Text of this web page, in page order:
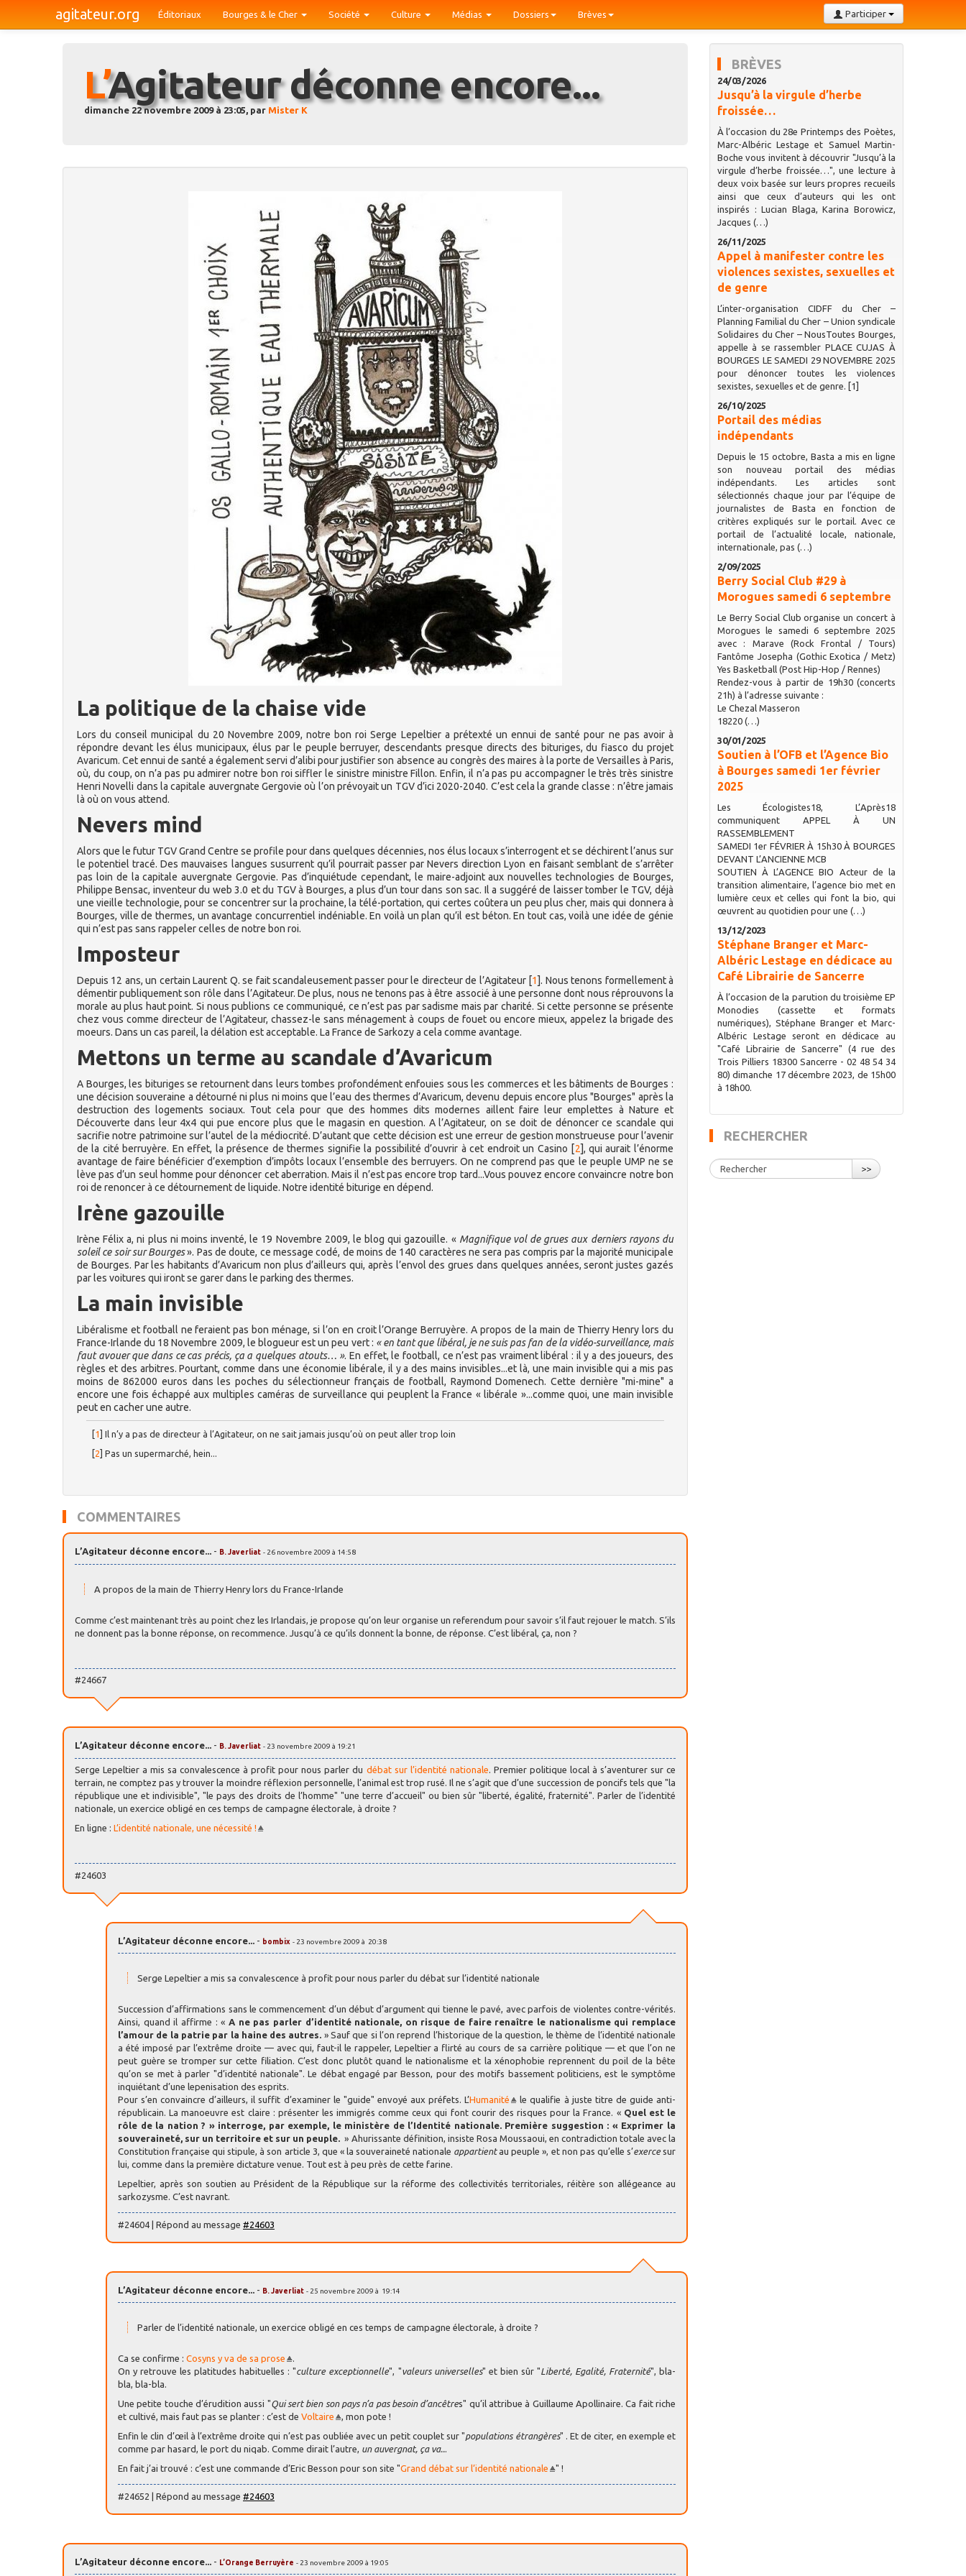
agitateur.org Participer
Éditoriaux Bourges & le Cher Société Culture Médias Dossiers Brèves
L’Agitateur déconne encore...
dimanche 22 novembre 2009 à 23:05, par Mister K
La politique de la chaise vide
Lors du conseil municipal du 20 Novembre 2009, notre bon roi Serge Lepeltier a prétexté un ennui de santé pour ne pas avoir à
répondre devant les élus municipaux, élus par le peuple berruyer, descendants presque directs des bituriges, du fiasco du projet
Avaricum. Cet ennui de santé a également servi d’alibi pour justifier son absence au congrès des maires à la porte de Versailles à Paris,
où, du coup, on n’a pas pu admirer notre bon roi siffler le sinistre ministre Fillon. Enfin, il n’a pas pu accompagner le très très sinistre
Henri Novelli dans la capitale auvergnate Gergovie où l’on prévoyait un TGV d’ici 2020-2040. C’est cela la grande classe : n’être jamais
là où on vous attend.
Nevers mind
Alors que le futur TGV Grand Centre se profile pour dans quelques décennies, nos élus locaux s’interrogent et se déchirent l’anus sur
le potentiel tracé. Des mauvaises langues susurrent qu’il pourrait passer par Nevers direction Lyon en faisant semblant de s’arrêter
pas loin de la capitale auvergnate Gergovie. Pas d’inquiétude cependant, le maire-adjoint aux nouvelles technologies de Bourges,
Philippe Bensac, inventeur du web 3.0 et du TGV à Bourges, a plus d’un tour dans son sac. Il a suggéré de laisser tomber le TGV, déjà
une vieille technologie, pour se concentrer sur la prochaine, la télé-portation, qui certes coûtera un peu plus cher, mais qui donnera à
Bourges, ville de thermes, un avantage concurrentiel indéniable. En voilà un plan qu’il est béton. En tout cas, voilà une idée de génie
qui n’est pas sans rappeler celles de notre bon roi.
Imposteur
Depuis 12 ans, un certain Laurent Q. se fait scandaleusement passer pour le directeur de l’Agitateur[1]. Nous tenons formellement à
démentir publiquement son rôle dans l’Agitateur. De plus, nous ne tenons pas à être associé à une personne dont nous réprouvons la
morale au plus haut point. Si nous publions ce communiqué, ce n’est pas par sadisme mais par charité. Si cette personne se présente
chez vous comme directeur de l’Agitateur, chassez-le sans ménagement à coups de fouet ou encore mieux, appelez la brigade des
moeurs. Dans un cas pareil, la délation est acceptable. La France de Sarkozy a cela comme avantage.
Mettons un terme au scandale d’Avaricum
A Bourges, les bituriges se retournent dans leurs tombes profondément enfouies sous les commerces et les bâtiments de Bourges :
une décision souveraine a détourné ni plus ni moins que l’eau des thermes d’Avaricum, devenu depuis encore plus "Bourges" après la
destruction des logements sociaux. Tout cela pour que des hommes dits modernes aillent faire leur emplettes à Nature et
Découverte dans leur 4x4 qui pue encore plus que le magasin en question. A l’Agitateur, on se doit de dénoncer ce scandale qui
sacrifie notre patrimoine sur l’autel de la médiocrité. D’autant que cette décision est une erreur de gestion monstrueuse pour l’avenir
de la cité berruyère. En effet, la présence de thermes signifie la possibilité d’ouvrir à cet endroit un Casino [2], qui aurait l’énorme
avantage de faire bénéficier d’exemption d’impôts locaux l’ensemble des berruyers. On ne comprend pas que le peuple UMP ne se
lève pas d’un seul homme pour dénoncer cet aberration. Mais il n’est pas encore trop tard...Vous pouvez encore convaincre notre bon
roi de renoncer à ce détournement de liquide. Notre identité biturige en dépend.
Irène gazouille
Irène Félix a, ni plus ni moins inventé, le 19 Novembre 2009, le blog qui gazouille. « Magnifique vol de grues aux derniers rayons du
soleil ce soir sur Bourges». Pas de doute, ce message codé, de moins de 140 caractères ne sera pas compris par la majorité municipale
de Bourges. Par les habitants d’Avaricum non plus d’ailleurs qui, après l’envol des grues dans quelques années, seront justes gazés
par les voitures qui iront se garer dans le parking des thermes.
La main invisible
Libéralisme et football ne feraient pas bon ménage, si l’on en croit l’Orange Berruyère. A propos de la main de Thierry Henry lors du
France-Irlande du 18 Novembre 2009, le blogueur est un peu vert : « en tant que libéral, je ne suis pas fan de la vidéo-surveillance, mais
faut avouer que dans ce cas précis, ça a quelques atouts… ». En effet, le football, ce n’est pas vraiment libéral : il y a des joueurs, des
règles et des arbitres. Pourtant, comme dans une économie libérale, il y a des mains invisibles...et là, une main invisible qui a mis pas
moins de 862000 euros dans les poches du sélectionneur français de football, Raymond Domenech. Cette dernière "mi-mine" a
encore une fois échappé aux multiples caméras de surveillance qui peuplent la France « libérale »...comme quoi, une main invisible
peut en cacher une autre.
1 ]Il n’y a pas de directeur à l’Agitateur, on ne sait jamais jusqu’où on peut aller trop loin
2 ]Pas un supermarché, hein...
COMMENTAIRES
L’Agitateur déconne encore... - B. Javerliat - 26 novembre 2009 à 14:58
A propos de la main de Thierry Henry lors du France-Irlande
Comme c’est maintenant très au point chez les Irlandais, je propose qu’on leur organise un referendum pour savoir s’il faut rejouer le match. S’ils
ne donnent pas la bonne réponse, on recommence. Jusqu’à ce qu’ils donnent la bonne, de réponse. C’est libéral, ça, non ?
#24667
L’Agitateur déconne encore... - B. Javerliat - 23 novembre 2009 à 19:21
Serge Lepeltier a mis sa convalescence à profit pour nous parler du débat sur l’identité nationale. Premier politique local à s’aventurer sur ce
terrain, ne comptez pas y trouver la moindre réflexion personnelle, l’animal est trop rusé. Il ne s’agit que d’une succession de poncifs tels que "la
république une et indivisible", "le pays des droits de l’homme" "une terre d’accueil" ou bien sûr "liberté, égalité, fraternité". Parler de l’identité
nationale, un exercice obligé en ces temps de campagne électorale, à droite ?
En ligne : L’identité nationale, une nécessité !
#24603
L’Agitateur déconne encore... - bombix - 23 novembre 2009 à 20:38
Serge Lepeltier a mis sa convalescence à profit pour nous parler du débat sur l’identité nationale
Succession d’affirmations sans le commencement d’un début d’argument qui tienne le pavé, avec parfois de violentes contre-vérités.
Ainsi, quand il affirme : « A ne pas parler d’identité nationale, on risque de faire renaître le nationalisme qui remplace
l’amour de la patrie par la haine des autres. » Sauf que si l’on reprend l’historique de la question, le thème de l’identité nationale
a été imposé par l’extrême droite — avec qui, faut-il le rappeler, Lepeltier a flirté au cours de sa carrière politique — et que l’on ne
peut guère se tromper sur cette filiation. C’est donc plutôt quand le nationalisme et la xénophobie reprennent du poil de la bête
qu’on se met à parler "d’identité nationale". Le débat engagé par Besson, pour des motifs bassement politiciens, est le symptôme
inquiétant d’une lepenisation des esprits.
Pour s’en convaincre d’ailleurs, il suffit d’examiner le "guide" envoyé aux préfets. L’Humanité
le qualifie à juste titre de guide anti-
républicain. La manoeuvre est claire : présenter les immigrés comme ceux qui font courir des risques pour la France. « Quel est le
rôle de la nation ? » interroge, par exemple, le ministère de l’Identité nationale. Première suggestion : « Exprimer la
souveraineté, sur un territoire et sur un peuple. » Ahurissante définition, insiste Rosa Moussaoui, en contradiction totale avec la
Constitution française qui stipule, à son article 3, que « la souveraineté nationale appartientau peuple », et non pas qu’elle s’exercesur
lui, comme dans la première dictature venue. Tout est à peu près de cette farine.
Lepeltier, après son soutien au Président de la République sur la réforme des collectivités territoriales, réitère son allégeance au
sarkozysme. C’est navrant.
#24604 | Répond au message #24603
L’Agitateur déconne encore... - B. Javerliat - 25 novembre 2009 à 19:14
Parler de l’identité nationale, un exercice obligé en ces temps de campagne électorale, à droite ?
Ca se confirme : Cosyns y va de sa prose
.
On y retrouve les platitudes habituelles : "culture exceptionnelle", "valeurs universelles" et bien sûr "Liberté, Egalité, Fraternité", bla-
bla, bla-bla.
Une petite touche d’érudition aussi "Qui sert bien son pays n’a pas besoin d’ancêtres" qu’il attribue à Guillaume Apollinaire. Ca fait riche
et cultivé, mais faut pas se planter : c’est de Voltaire
, mon pote !
Enfin le clin d’œil à l’extrême droite qui n’est pas oubliée avec un petit couplet sur "populations étrangères" . Et de citer, en exemple et
comme par hasard, le port du niqab. Comme dirait l’autre, un auvergnat, ça va...
En fait j’ai trouvé : c’est une commande d’Eric Besson pour son site "Grand débat sur l’identité nationale " !
#24652 | Répond au message #24603
L’Agitateur déconne encore... - L’Orange Berruyère - 23 novembre 2009 à 19:05
BRÈVES
24/03/2026
Jusqu’à la virgule d’herbe
froissée…
À l’occasion du 28e Printemps des Poètes,
Marc-Albéric Lestage et Samuel Martin-
Boche vous invitent à découvrir "Jusqu’à la
virgule d’herbe froissée…", une lecture à
deux voix basée sur leurs propres recueils
ainsi que ceux d’auteurs qui les ont
inspirés : Lucian Blaga, Karina Borowicz,
Jacques (…)
26/11/2025
Appel à manifester contre les
violences sexistes, sexuelles et
de genre
L’inter-organisation CIDFF du Cher –
Planning Familial du Cher – Union syndicale
Solidaires du Cher – NousToutes Bourges,
appelle à se rassembler PLACE CUJAS À
BOURGES LE SAMEDI 29 NOVEMBRE 2025
pour dénoncer toutes les violences
sexistes, sexuelles et de genre. [1]
26/10/2025
Portail des médias
indépendants
Depuis le 15 octobre, Basta a mis en ligne
son nouveau portail des médias
indépendants. Les articles sont
sélectionnés chaque jour par l’équipe de
journalistes de Basta en fonction de
critères expliqués sur le portail. Avec ce
portail de l’actualité locale, nationale,
internationale, pas (…)
2/09/2025
Berry Social Club #29 à
Morogues samedi 6 septembre
Le Berry Social Club organise un concert à
Morogues le samedi 6 septembre 2025
avec : Marave (Rock Frontal / Tours)
Fantôme Josepha (Gothic Exotica / Metz)
Yes Basketball (Post Hip-Hop / Rennes)
Rendez-vous à partir de 19h30 (concerts
21h) à l’adresse suivante :
Le Chezal Masseron
18220 (…)
30/01/2025
Soutien à l’OFB et l’Agence Bio
à Bourges samedi 1er février
2025
Les Écologistes18, L’Après18
communiquent APPEL À UN
RASSEMBLEMENT
SAMEDI 1er FÉVRIER À 15h30 À BOURGES
DEVANT L’ANCIENNE MCB
SOUTIEN À L’AGENCE BIO Acteur de la
transition alimentaire, l’agence bio met en
lumière ceux et celles qui font la bio, qui
œuvrent au quotidien pour une (…)
13/12/2023
Stéphane Branger et Marc-
Albéric Lestage en dédicace au
Café Librairie de Sancerre
À l’occasion de la parution du troisième EP
Monodies (cassette et formats
numériques), Stéphane Branger et Marc-
Albéric Lestage seront en dédicace au
"Café Librairie de Sancerre" (4 rue des
Trois Pilliers 18300 Sancerre - 02 48 54 34
80) dimanche 17 décembre 2023, de 15h00
à 18h00.
RECHERCHER
>>